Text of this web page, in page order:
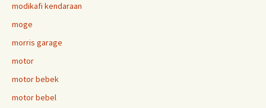
modikafi kendaraan
moge
morris garage
motor
motor bebek
motor bebel